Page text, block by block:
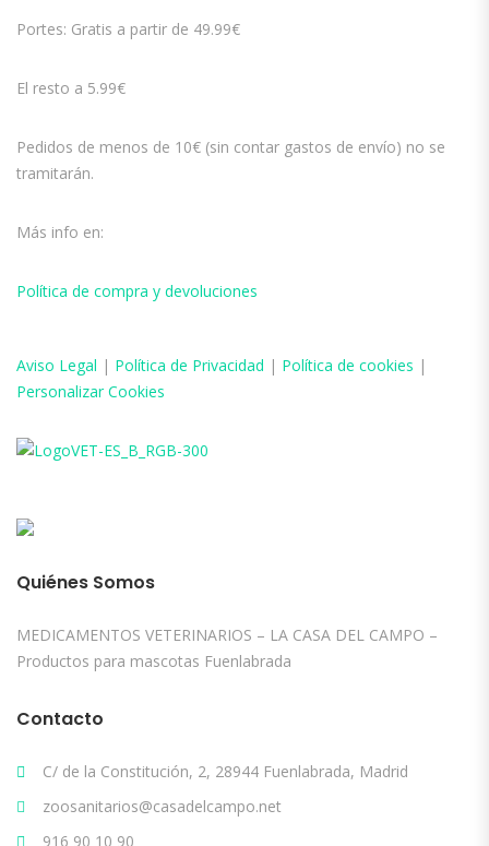
Portes: Gratis a partir de 49.99€
El resto a 5.99€
Pedidos de menos de 10€ (sin contar gastos de envío) no se
tramitarán.
Más info en:
Política de compra y devoluciones
Aviso Legal | Política de Privacidad | Política de cookies |
Personalizar Cookies
Quiénes Somos
MEDICAMENTOS VETERINARIOS – LA CASA DEL CAMPO –
Productos para mascotas Fuenlabrada
Contacto
C/ de la Constitución, 2, 28944 Fuenlabrada, Madrid
zoosanitarios@casadelcampo.net
916 90 10 90